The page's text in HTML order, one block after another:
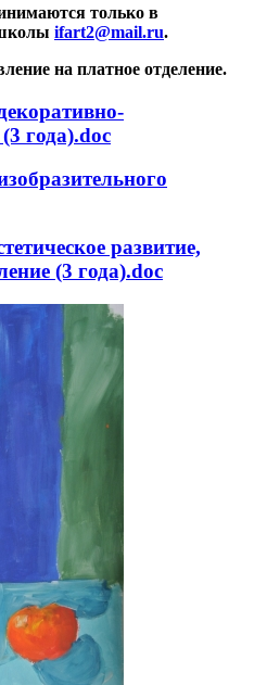
только в
ifart2@mail.ru.
на платное отделение.
года).doc
развитие,
(3 года).doc